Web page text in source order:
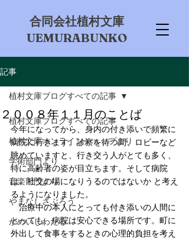
​合同会社植村文庫
UEMURABUNKO
記事
植村文庫ブログすべての記事
植村文庫オンラインショップより
学術部門より
音楽部門より
やまなしさぶろう
かめいしわたる
植村文庫ブログすべての記事
２００８年１１月のことば
今年になってから、身内の付き添いで頻繁に
病院に行きます。診察を待つ間、ロビーなど
眺めていますと、行き交う人がとても多く、
特に高齢者の姿が目立ちます。そして病院
は、社交の場になりうるのではないか と考え
るようになりました。
治療中の本人にとっても付き添いの人間に
とっても、病院は安心できる場所です。町に
外出して食事をするときの心理的負担を考え